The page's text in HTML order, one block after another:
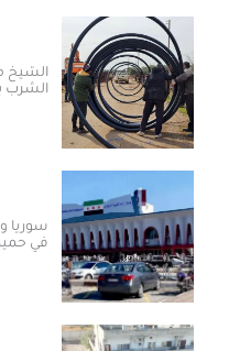
الشيخ مسكين..
الشرب بطول 2.5 كيلومتر لخدمة الحي الغربي
سوريا وروسيا
في حميميم